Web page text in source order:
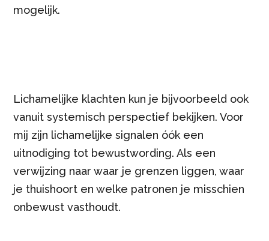
mogelijk.
Lichamelijke klachten kun je bijvoorbeeld ook
vanuit systemisch perspectief bekijken. Voor
mij zijn lichamelijke signalen óók een
uitnodiging tot bewustwording. Als een
verwijzing naar waar je grenzen liggen, waar
je thuishoort en welke patronen je misschien
onbewust vasthoudt.